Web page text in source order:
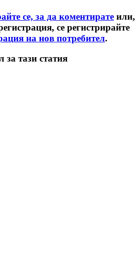
се, за да коментирате или,
се регистрирайте
на нов потребител.
за тази статия